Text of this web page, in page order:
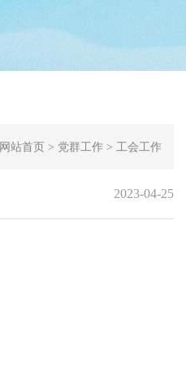
网站首页 > 党群工作 > 工会工作
2023-04-25